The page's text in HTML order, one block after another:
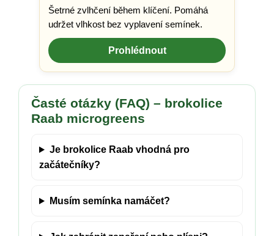
Šetrné zvlhčení během klíčení. Pomáhá
udržet vlhkost bez vyplavení semínek.
Prohlédnout
Časté otázky (FAQ) – brokolice
Raab microgreens
Je brokolice Raab vhodná pro
začátečníky?
Musím semínka namáčet?